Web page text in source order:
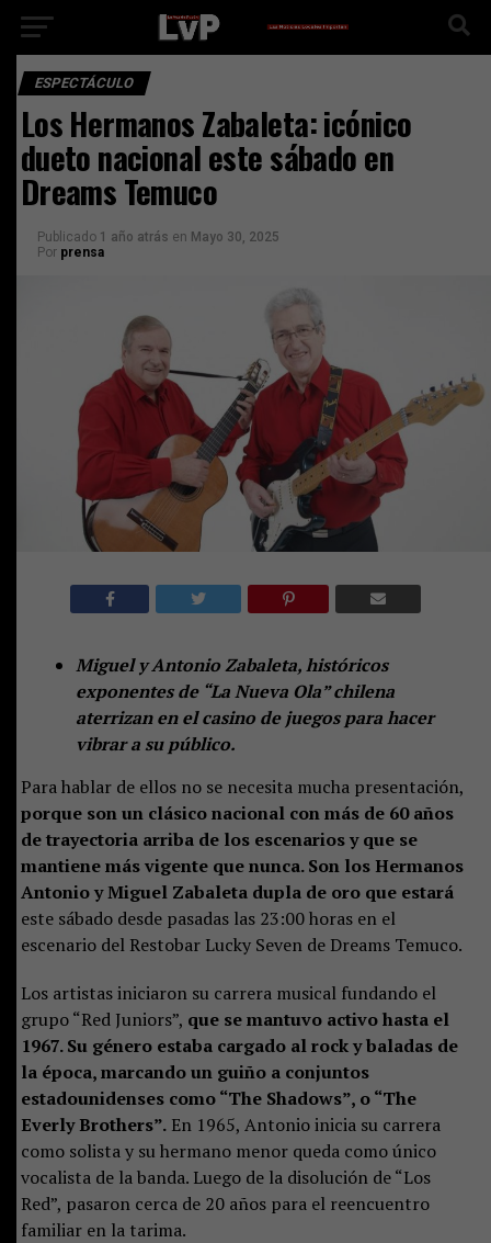
ESPECTÁCULO
Los Hermanos Zabaleta: icónico
dueto nacional este sábado en
Dreams Temuco
Publicado 1 año atrás en Mayo 30, 2025
Por prensa
Miguel y Antonio Zabaleta, históricos
exponentes de “La Nueva Ola” chilena
aterrizan en el casino de juegos para hacer
vibrar a su público.
Para hablar de ellos no se necesita mucha presentación,
porque son un clásico nacional con más de 60 años
de trayectoria arriba de los escenarios y que se
mantiene más vigente que nunca. Son los Hermanos
Antonio y Miguel Zabaleta dupla de oro que estará
este sábado desde pasadas las 23:00 horas en el
escenario del Restobar Lucky Seven de Dreams Temuco.
Los artistas iniciaron su carrera musical fundando el
grupo “Red Juniors”, que se mantuvo activo hasta el
1967. Su género estaba cargado al rock y baladas de
la época, marcando un guiño a conjuntos
estadounidenses como “The Shadows”, o “The
Everly Brothers”.En 1965, Antonio inicia su carrera
como solista y su hermano menor queda como único
vocalista de la banda. Luego de la disolución de “Los
Red”, pasaron cerca de 20 años para el reencuentro
familiar en la tarima.